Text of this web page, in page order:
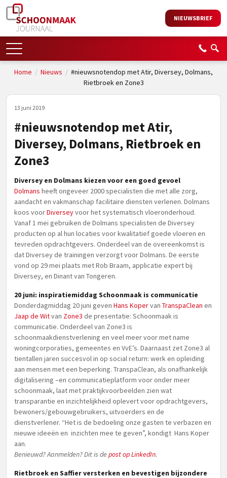
NIEUWSBRIEF
Home / Nieuws / #nieuwsnotendop met Atir, Diversey, Dolmans,
Rietbroek en Zone3
13 juni 2019
#nieuwsnotendop met Atir,
Diversey, Dolmans, Rietbroek en
Zone3
Diversey en Dolmans kiezen voor een goed gevoel
Dolmans heeft ongeveer 2000 specialisten die met alle zorg,
aandacht en vakmanschap facilitaire diensten verlenen. Dolmans
koos voorDiverseyvoor het systematisch vloeronderhoud.
Vanaf 1 mei gebruiken de Dolmans specialisten de Diversey
producten op al hun locaties voor kwalitatief goede vloeren en
tevreden opdrachtgevers. Onderdeel van de overeenkomst is
dat Diversey de trainingen verzorgt voor Dolmans. De eerste
vond op 29 mei plaats met Rob Braam, applicatie expert bij
Diversey, en Dinant van Tongeren.
20 juni: inspiratiemiddag Schoonmaak is communicatie
Donderdagmiddag 20 juni geven Hans Kopervan TranspaClean en
Jaap de Witvan Zone3 de presentatie: Schoonmaak is
communicatie. Onderdeel van Zone3 is
schoonmaakdienstverlening en veel meer voor met name
woningcorporaties, gemeentes en VvE’s. Daarnaast zet Zone3 al
tientallen jaren succesvol in op social return: werk en opleiding
aan mensen met een beperking. TranspaClean, als onafhankelijk
digitalisering –en communicatieplatform voor onder meer
schoonmaak, laat met praktijkvoorbeelden zien wat
transparantie en inzichtelijkheid oplevert voor opdrachtgevers,
bewoners/gebouwgebruikers, uitvoerders en de
dienstverlener. “Het is de bedoeling onze gasten te verbazen en
nieuwe ideeën en inzichten mee te geven”, kondigt Hans Koper
aan.
Benieuwd? Aanmelden? Dit is depost op LinkedIn.
Rietbroek en Saffier versterken en bevestigen bijzondere